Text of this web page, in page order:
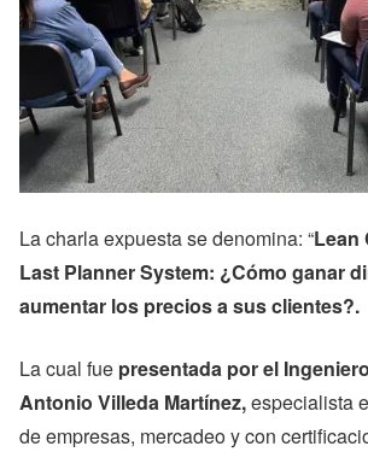
La charla expuesta se denomina: “Lean
Last Planner System: ¿Cómo ganar
aumentar los precios a sus clientes?.
La cual fue presentada por el
Antonio Villeda Martínez,especialista
de empresas, mercadeo y con